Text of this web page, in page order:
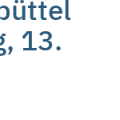
13.